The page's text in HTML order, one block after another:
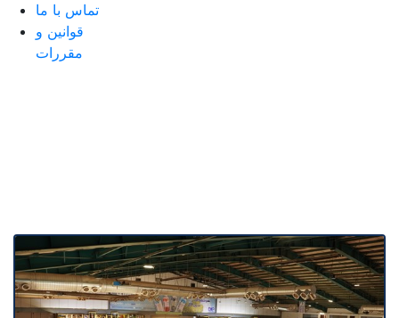
تماس با ما
قوانین و
مقررات